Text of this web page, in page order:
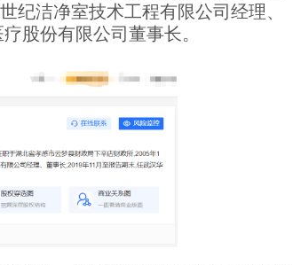
纪洁净室技术工程有限公司经理、
股份有限公司董事长。